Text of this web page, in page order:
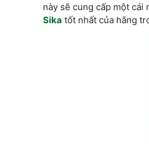
này sẽ cung cấp một cái
Sika tốt nhất của hãng